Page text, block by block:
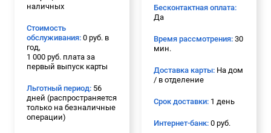
наличных
Стоимость
обслуживания: 0 руб. в
год,
1 000 руб. плата за
первый выпуск карты
Льготный период: 56
дней (распространяется
только на безналичные
операции)
Бесконтактная оплата:
Да
Время рассмотрения: 30
мин.
Доставка карты: На дом
/ в отделение
Срок доставки: 1 день
Интернет-банк: 0 руб.